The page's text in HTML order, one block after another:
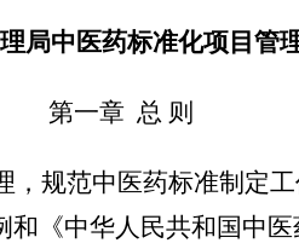
局中医药标准化项目管
第一章 总 则
规范中医药标准制定
《中华人民共和国中医